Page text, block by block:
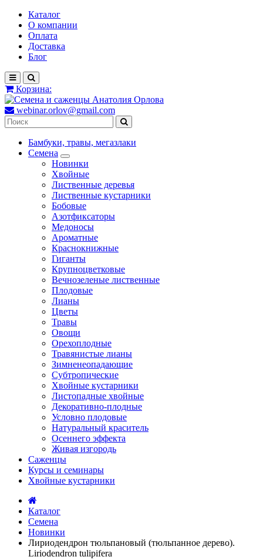
Каталог
О компании
Оплата
Доставка
Блог
Корзина:
webinar.orlov@gmail.com
Бамбуки, травы, мегазлаки
Семена
Новинки
Хвойные
Лиственные деревья
Лиственные кустарники
Бобовые
Азотфиксаторы
Медоносы
Ароматные
Краснокнижные
Гиганты
Крупноцветковые
Вечнозеленые лиственные
Плодовые
Лианы
Цветы
Травы
Овощи
Орехоплодные
Травянистые лианы
Зимненеопадающие
Субтропические
Хвойные кустарники
Листопадные хвойные
Декоративно-плодные
Условно плодовые
Натуральный краситель
Осеннего эффекта
Живая изгородь
Саженцы
Курсы и семинары
Хвойные кустарники
Каталог
Семена
Новинки
Лириодендрон тюльпановый (тюльпанное дерево).
Liriodendron tulipifera